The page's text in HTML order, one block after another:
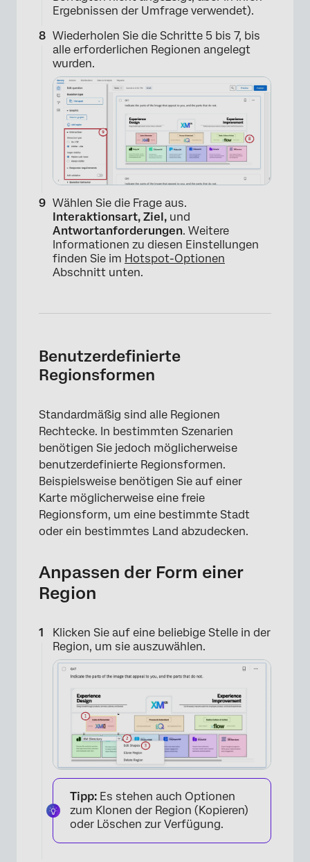
×
Ergebnissen der Umfrage verwendet).
Wiederholen Sie die Schritte 5 bis 7, bis
alle erforderlichen Regionen angelegt
wurden.
×
Wählen Sie die Frage aus.
Interaktionsart, Ziel, und
Antwortanforderungen. Weitere
Informationen zu diesen Einstellungen
finden Sie im Hotspot-Optionen
Abschnitt unten.
Benutzerdefinierte
Regionsformen
Standardmäßig sind alle Regionen
Rechtecke. In bestimmten Szenarien
benötigen Sie jedoch möglicherweise
benutzerdefinierte Regionsformen.
Beispielsweise benötigen Sie auf einer
Karte möglicherweise eine freie
Regionsform, um eine bestimmte Stadt
oder ein bestimmtes Land abzudecken.
Anpassen der Form einer
Region
Klicken Sie auf eine beliebige Stelle in der
Region, um sie auszuwählen.
Tipp: Es stehen auch Optionen
zum Klonen der Region (Kopieren)
oder Löschen zur Verfügung.